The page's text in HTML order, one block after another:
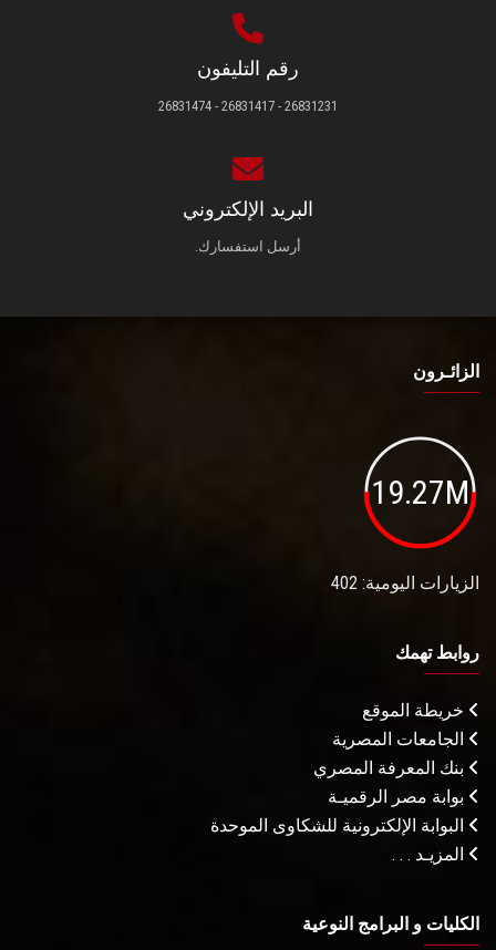
رقم التليفون
26831231 - 26831417 - 26831474
البريد الإلكتروني
أرسل استفسارك.
الزائـرون
19.27M
الزيارات اليومية: 402
روابط تهمك
خريطة الموقع
الجامعات المصرية
بنك المعرفة المصري
بوابة مصر الرقميـة
البوابة الإلكترونية للشكاوى الموحدة
المزيـد . . .
الكليات و البرامج النوعية